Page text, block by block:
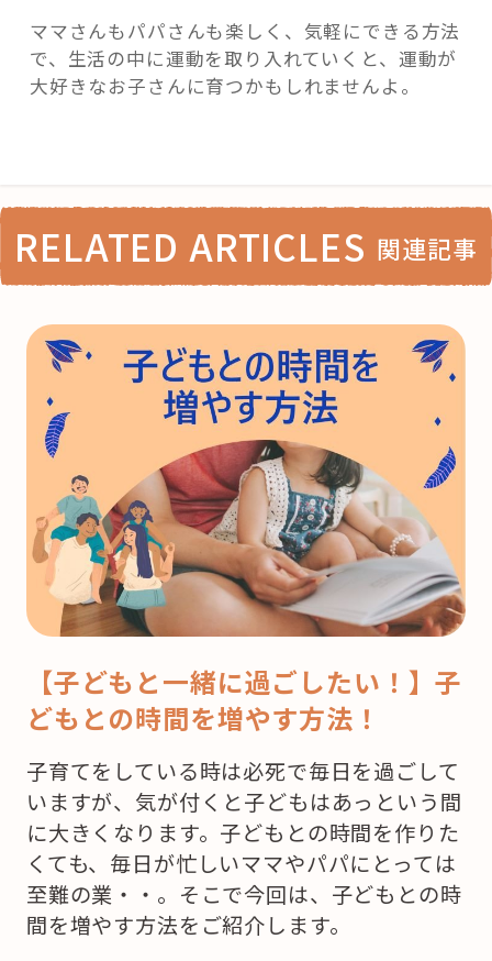
ママさんもパパさんも楽しく、気軽にできる方法
で、生活の中に運動を取り入れていくと、運動が
大好きなお子さんに育つかもしれませんよ。
RELATED ARTICLES 関連記事
【子どもと一緒に過ごしたい！】子
どもとの時間を増やす方法！
子育てをしている時は必死で毎日を過ごして
いますが、気が付くと子どもはあっという間
に大きくなります。子どもとの時間を作りた
くても、毎日が忙しいママやパパにとっては
至難の業・・。そこで今回は、子どもとの時
間を増やす方法をご紹介します。